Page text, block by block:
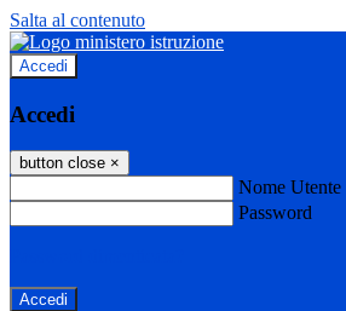
Salta al contenuto
Accedi
Accedi
button close ×
Nome Utente
Password